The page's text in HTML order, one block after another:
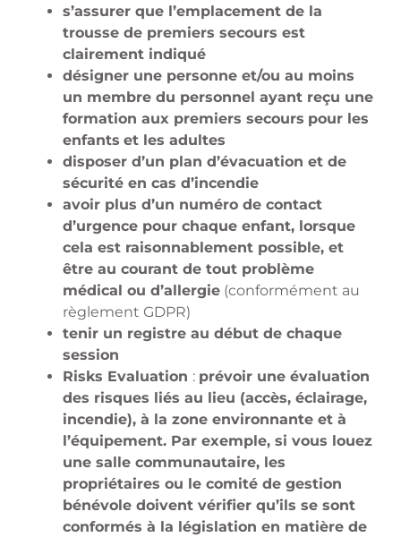
s’assurer que l’emplacement de la
trousse de premiers secours est
clairement indiqué
désigner une personne et/ou au moins
un membre du personnel ayant reçu une
formation aux premiers secours pour les
enfants et les adultes
disposer d’un plan d’évacuation et de
sécurité en cas d’incendie
avoir plus d’un numéro de contact
d’urgence pour chaque enfant, lorsque
cela est raisonnablement possible, et
être au courant de tout problème
médical ou d’allergie (conformément au
règlement GDPR)
tenir un registre au début de chaque
session
Risks Evaluation : prévoir une évaluation
des risques liés au lieu (accès, éclairage,
incendie), à la zone environnante et à
l’équipement. Par exemple, si vous louez
une salle communautaire, les
propriétaires ou le comité de gestion
bénévole doivent vérifier qu’ils se sont
conformés à la législation en matière de